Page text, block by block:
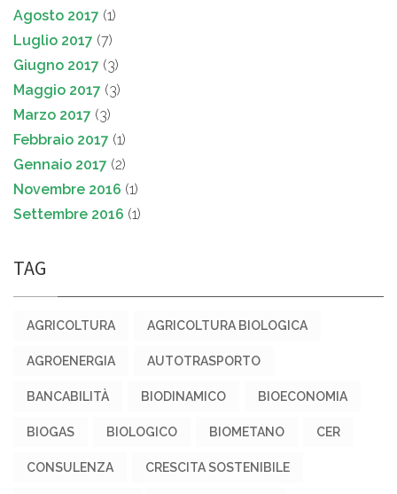
Agosto 2017 (1)
Luglio 2017 (7)
Giugno 2017 (3)
Maggio 2017 (3)
Marzo 2017 (3)
Febbraio 2017 (1)
Gennaio 2017 (2)
Novembre 2016 (1)
Settembre 2016 (1)
TAG
AGRICOLTURA AGRICOLTURA BIOLOGICA
AGROENERGIA AUTOTRASPORTO
BANCABILITÀ BIODINAMICO BIOECONOMIA
BIOGAS BIOLOGICO BIOMETANO CER
CONSULENZA CRESCITA SOSTENIBILE